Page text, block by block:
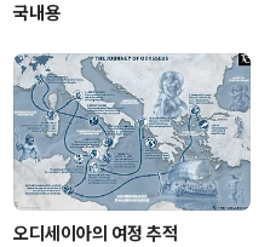
국내용
오디세이아의 여정 추적